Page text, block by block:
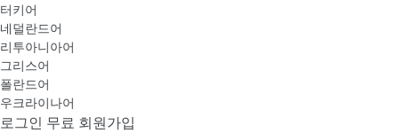
터키어
네덜란드어
리투아니아어
그리스어
폴란드어
우크라이나어
로그인 무료 회원가입